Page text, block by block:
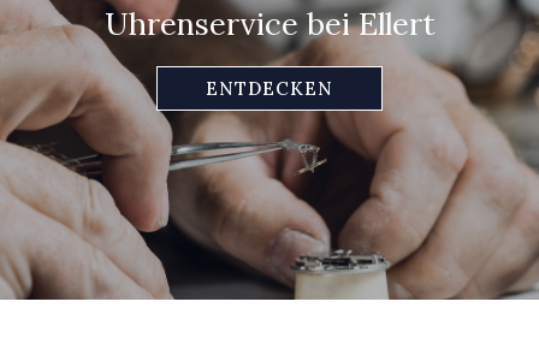
Uhrenservice bei Ellert
ENTDECKEN